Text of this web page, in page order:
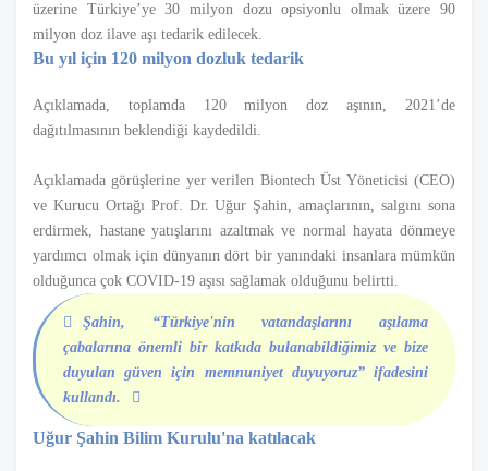
üzerine Türkiye’ye 30 milyon dozu opsiyonlu olmak üzere 90
milyon doz ilave aşı tedarik edilecek.
Bu yıl için 120 milyon dozluk tedarik
Açıklamada, toplamda 120 milyon doz aşının, 2021’de
dağıtılmasının beklendiği kaydedildi.
Açıklamada görüşlerine yer verilen Biontech Üst Yöneticisi (CEO)
ve Kurucu Ortağı Prof. Dr. Uğur Şahin, amaçlarının, salgını sona
erdirmek, hastane yatışlarını azaltmak ve normal hayata dönmeye
yardımcı olmak için dünyanın dört bir yanındaki insanlara mümkün
olduğunca çok COVID-19 aşısı sağlamak olduğunu belirtti.
Şahin, “Türkiye'nin vatandaşlarını aşılama
çabalarına önemli bir katkıda bulanabildiğimiz ve bize
duyulan güven için memnuniyet duyuyoruz” ifadesini
kullandı.
Uğur Şahin Bilim Kurulu'na katılacak